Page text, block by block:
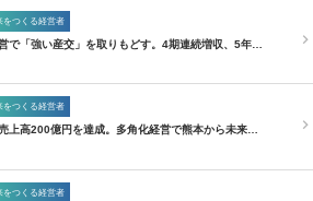
をつくる経営者
で「強い産交」を取りもどす。4期連続増収、5年…
をつくる経営者
上高200億円を達成。多角化経営で熊本から未来…
をつくる経営者